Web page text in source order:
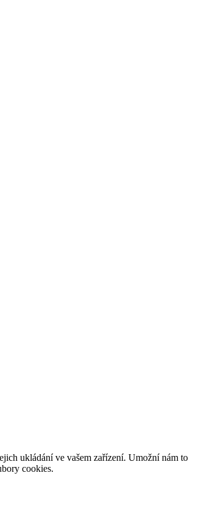
ukládání ve vašem zařízení. Umožní nám to
cookies.